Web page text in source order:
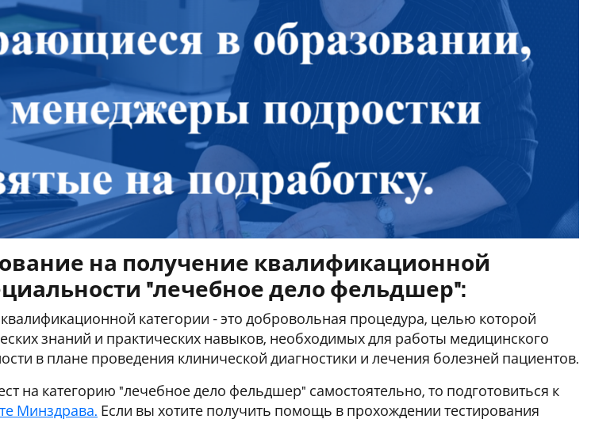
на получение квалификационной
"лечебное дело фельдшер":
категории - это добровольная процедура, целью которой
знаний и практических навыков, необходимых для работы медицинского
в плане проведения клинической диагностики и лечения болезней пациентов.
на категорию "лечебное дело фельдшер" самостоятельно, то подготовиться к
Минздрава. Если вы хотите получить помощь в прохождении тестирования